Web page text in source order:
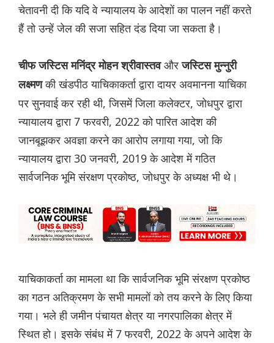
चेतावनी दी कि यदि वे न्यायालय के आदेशों का पालन नहीं करते
हैं तो उन्हें जेल की सजा सहित दंड दिया जा सकता है।
चीफ जस्टिस मनिंद्र मोहन श्रीवास्तवऔरजस्टिस मुन्नुरी
लक्ष्मणकी खंडपीठ याचिकाकर्ता द्वारा दायर अवमानना ​​याचिका
पर सुनवाई कर रही थी, जिसमें जिला कलेक्टर, जोधपुर द्वारा
न्यायालय द्वारा 7 फरवरी, 2022 को पारित आदेश की
जानबूझकर अवज्ञा करने का आरोप लगाया गया, जो कि
न्यायालय द्वारा 30 जनवरी, 2019 के आदेश में गठित
सार्वजनिक भूमि संरक्षण प्रकोष्ठ, जोधपुर के अध्यक्ष भी थे।
याचिकाकर्ता का मामला था कि सार्वजनिक भूमि संरक्षण प्रकोष्ठ
का गठन अतिक्रमण के सभी मामलों को तय करने के लिए किया
गया। भले ही जमीन पंचायत क्षेत्र या नगरपालिका क्षेत्र में
स्थित हो। इसके संबंध में 7 फरवरी, 2022 के अपने आदेश के